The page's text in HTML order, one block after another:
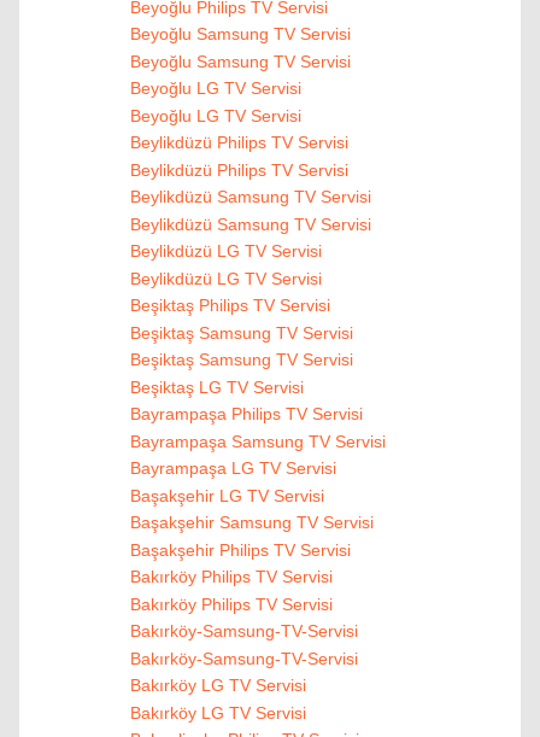
Beyoğlu Philips TV Servisi
Beyoğlu Samsung TV Servisi
Beyoğlu Samsung TV Servisi
Beyoğlu LG TV Servisi
Beyoğlu LG TV Servisi
Beylikdüzü Philips TV Servisi
Beylikdüzü Philips TV Servisi
Beylikdüzü Samsung TV Servisi
Beylikdüzü Samsung TV Servisi
Beylikdüzü LG TV Servisi
Beylikdüzü LG TV Servisi
Beşiktaş Philips TV Servisi
Beşiktaş Samsung TV Servisi
Beşiktaş Samsung TV Servisi
Beşiktaş LG TV Servisi
Bayrampaşa Philips TV Servisi
Bayrampaşa Samsung TV Servisi
Bayrampaşa LG TV Servisi
Başakşehir LG TV Servisi
Başakşehir Samsung TV Servisi
Başakşehir Philips TV Servisi
Bakırköy Philips TV Servisi
Bakırköy Philips TV Servisi
Bakırköy-Samsung-TV-Servisi
Bakırköy-Samsung-TV-Servisi
Bakırköy LG TV Servisi
Bakırköy LG TV Servisi